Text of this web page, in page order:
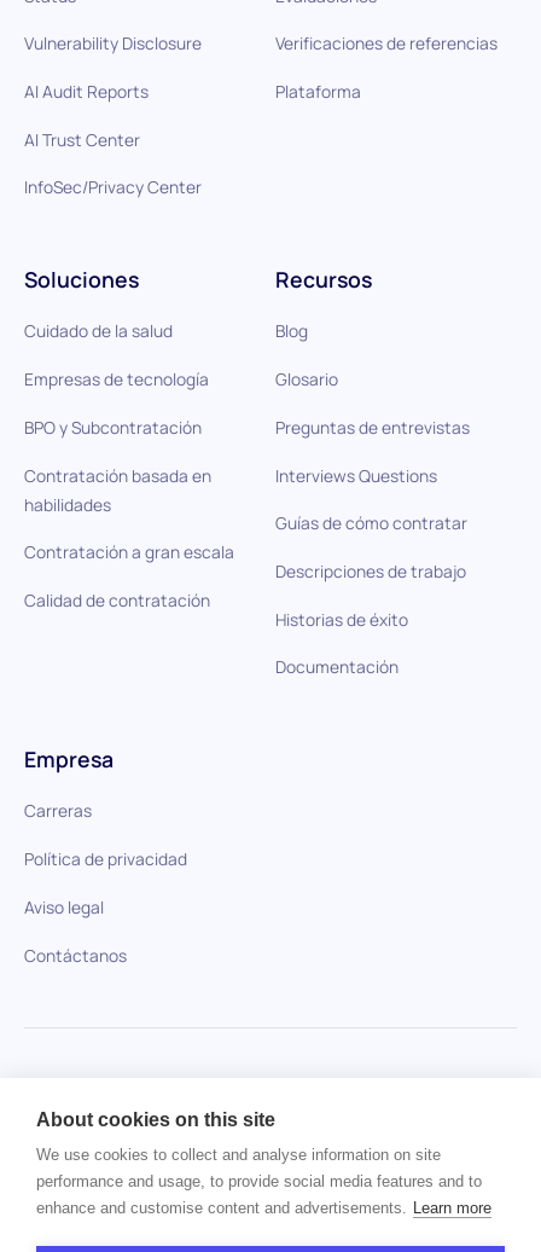
Verificaciones de referencias
Plataforma
Soluciones
Cuidado de la salud
Empresas de tecnología
BPO y Subcontratación
Contratación basada en
habilidades
Contratación a gran escala
Calidad de contratación
Recursos
Blog
Glosario
Preguntas de entrevistas
Interviews Questions
Guías de cómo contratar
Descripciones de trabajo
Historias de éxito
Documentación
Vulnerability Disclosure
AI Audit Reports
AI Trust Center
InfoSec/Privacy Center
Empresa
Carreras
Política de privacidad
Aviso legal
Contáctanos
No se ha encontrado ningún artículo.
About cookies on this site
We use cookies to collect and analyse information on site
performance and usage, to provide social media features and to
enhance and customise content and advertisements. Learn more